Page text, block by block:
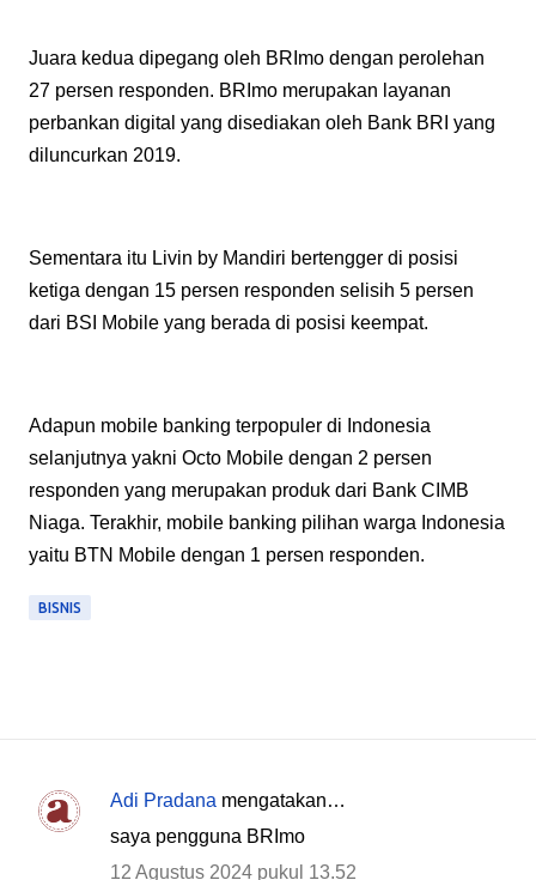
Juara kedua dipegang oleh BRImo dengan perolehan
27 persen responden. BRImo merupakan layanan
perbankan digital yang disediakan oleh Bank BRI yang
diluncurkan 2019.
Sementara itu Livin by Mandiri bertengger di posisi
ketiga dengan 15 persen responden selisih 5 persen
dari BSI Mobile yang berada di posisi keempat.
Adapun mobile banking terpopuler di Indonesia
selanjutnya yakni Octo Mobile dengan 2 persen
responden yang merupakan produk dari Bank CIMB
Niaga. Terakhir, mobile banking pilihan warga Indonesia
yaitu BTN Mobile dengan 1 persen responden.
BISNIS
K
Adi Pradana mengatakan…
saya pengguna BRImo
12 Agustus 2024 pukul 13.52